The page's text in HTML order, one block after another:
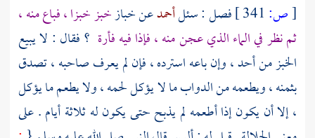
[ص: فصل : سئلأحمدعن خبازخبز خبزا ، فباع منه ،
ثم نظر في الماء الذي عجن منه ، فإذا فيه فأرة ؟ فقال : لا يبيع
الخبز من أحد ، وإن باعه استرده ، فإن لم يعرف صاحبه ، تصدق
بثمنه ، ويطعمه من الدواب ما لا يؤكل لحمه ، ولا يطعم ما يؤكل
، إلا أن يكون إذا أطعمه لم يذبح حتى يكون له ثلاثة أيام . على